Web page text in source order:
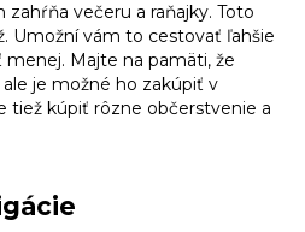
večeru a raňajky. Toto
Umožní vám to cestovať ľahšie
Majte na pamäti, že
je možné ho zakúpiť v
tiež kúpiť rôzne občerstvenie a